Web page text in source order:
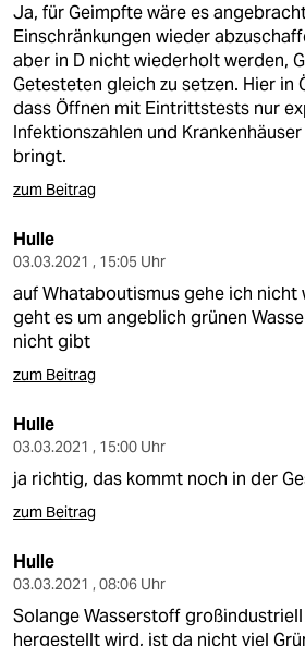
Ja, für Geimpfte wäre es
Einschränkungen wieder
aber in D nicht wiederholt werden,
Getesteten gleich zu setzen. Hier in
dass Öffnen mit Eintrittstests nur
Infektionszahlen und
bringt.
zum Beitrag
Hulle
03.03.2021 , 15:05 Uhr
auf Whataboutismus gehe ich nicht
geht es um angeblich grünen
nicht gibt
zum Beitrag
Hulle
03.03.2021 , 15:00 Uhr
ja richtig, das kommt noch in der
zum Beitrag
Hulle
03.03.2021 , 08:06 Uhr
Solange Wasserstoff
hergestellt wird, ist da nicht viel